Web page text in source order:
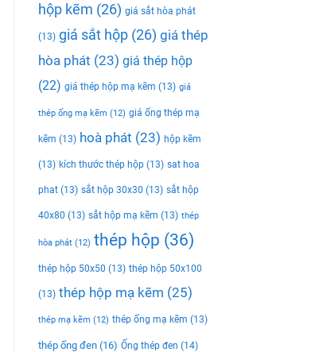
hộp kẽm (26) giá sắt hòa phát
(13) giá sắt hộp(26) giá thép
hòa phát (23) giá thép hộp
(22) giá thép hộp mạ kẽm (13) giá
thép ống mạ kẽm (12) giá ống thép mạ
kẽm (13) hoà phát (23) hộp kẽm
(13) kích thước thép hộp(13) sat hoa
phat(13) sắt hộp 30x30 (13) sắt hộp
40x80 (13) sắt hộp mạ kẽm (13) thép
hòa phát(12) thép hộp (36)
thép hộp 50x50 (13) thép hộp 50x100
(13) thép hộp mạ kẽm (25)
thép mạ kẽm (12) thép ống mạ kẽm (13)
thép ống đen(16) Ống thép đen (14)